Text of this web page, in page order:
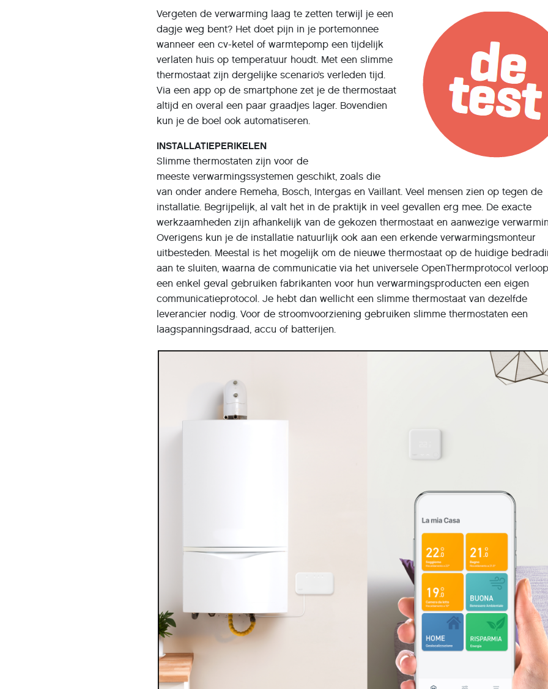
Vergeten de verwarming laag te zetten terwijl je een
dagje weg bent? Het doet pijn in je portemonnee
wanneer een cv-ketel of warmtepomp een tijdelijk
verlaten huis op temperatuur houdt. Met een slimme
thermostaat zijn dergelijke scenario’s verleden tijd.
Via een app op de smartphone zet je de thermostaat
altijd en overal een paar graadjes lager. Bovendien
kun je de boel ook automatiseren.
INSTALLATIEPERIKELEN
Slimme thermostaten zijn voor de
meeste verwarmingssystemen geschikt, zoals die
van onder andere Remeha, Bosch, Intergas en Vaillant. Veel mensen zien op tegen de
installatie. Begrijpelijk, al valt het in de praktijk in veel gevallen erg mee. De exacte
werkzaamheden zijn afhankelijk van de gekozen thermostaat en aanwezige
Overigens kun je de installatie natuurlijk ook aan een erkende verwarmingsmonteur
uitbesteden. Meestal is het mogelijk om de nieuwe thermostaat op de huidige
aan te sluiten, waarna de communicatie via het universele OpenThermprotocol
een enkel geval gebruiken fabrikanten voor hun verwarmingsproducten een eigen
communicatieprotocol. Je hebt dan wellicht een slimme thermostaat van dezelfde
leverancier nodig. Voor de stroomvoorziening gebruiken slimme thermostaten een
laagspanningsdraad, accu of batterijen.